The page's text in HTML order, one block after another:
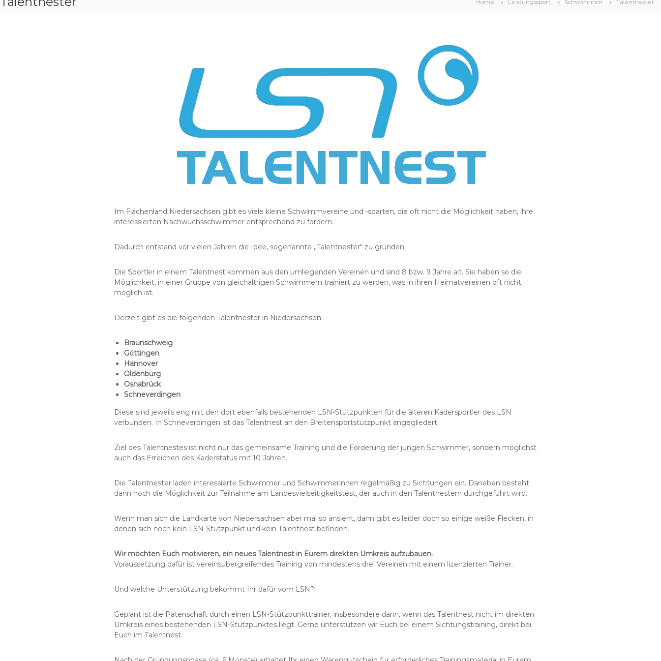
Home Leistungssport Schwimmen Talentnester
Im Flächenland Niedersachsen gibt es viele kleine Schwimmvereine und -sparten, die oft nicht die Möglichkeit haben, ihre
interessierten Nachwuchsschwimmer entsprechend zu fördern.
Dadurch entstand vor vielen Jahren die Idee, sogenannte „Talentnester“ zu gründen.
Die Sportler in einem Talentnest kommen aus den umliegenden Vereinen und sind 8 bzw. 9 Jahre alt. Sie haben so die
Möglichkeit, in einer Gruppe von gleichaltrigen Schwimmern trainiert zu werden, was in ihren Heimatvereinen oft nicht
möglich ist.
Derzeit gibt es die folgenden Talentnester in Niedersachsen:
Braunschweig
Göttingen
Hannover
Oldenburg
Osnabrück
Schneverdingen
Diese sind jeweils eng mit den dort ebenfalls bestehenden LSN-Stützpunkten für die älteren Kadersportler des LSN
verbunden. In Schneverdingen ist das Talentnest an den Breitensportstützpunkt angegliedert.
Ziel des Talentnestes ist nicht nur das gemeinsame Training und die Förderung der jungen Schwimmer, sondern möglichst
auch das Erreichen des Kaderstatus mit 10 Jahren.
Die Talentnester laden interessierte Schwimmer und Schwimmerinnen regelmäßig zu Sichtungen ein. Daneben besteht
dann noch die Möglichkeit zur Teilnahme am Landesvielseitigkeitstest, der auch in den Talentnestern durchgeführt wird.
Wenn man sich die Landkarte von Niedersachsen aber mal so ansieht, dann gibt es leider doch so einige weiße Flecken, in
denen sich noch kein LSN-Stützpunkt und kein Talentnest befinden.
Wir möchten Euch motivieren, ein neues Talentnest in Eurem direkten Umkreis aufzubauen.
Voraussetzung dafür ist vereinsübergreifendes Training von mindestens drei Vereinen mit einem lizenzierten Trainer.
Und welche Unterstützung bekommt Ihr dafür vom LSN?
Geplant ist die Patenschaft durch einen LSN-Stützpunkttrainer, insbesondere dann, wenn das Talentnest nicht im direkten
Umkreis eines bestehenden LSN-Stützpunktes liegt. Gerne unterstützen wir Euch bei einem Sichtungstraining, direkt bei
Euch im Talentnest.